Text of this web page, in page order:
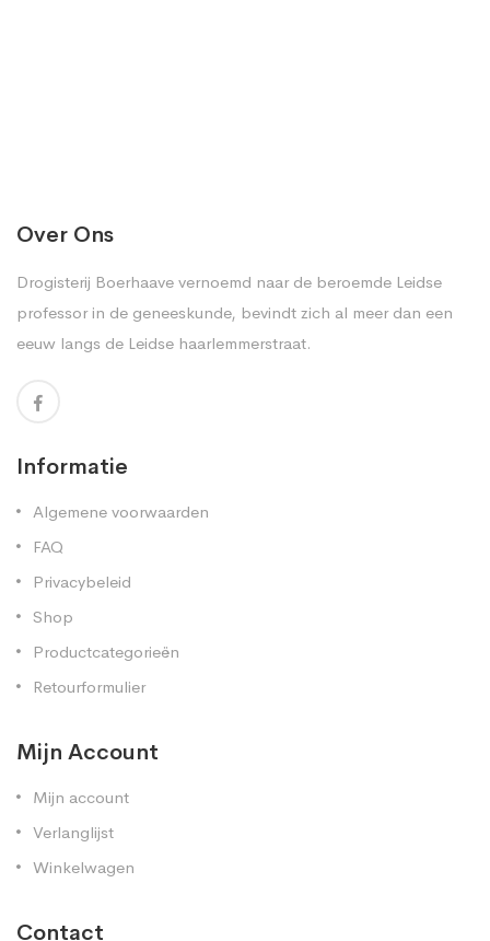
Over Ons
Drogisterij Boerhaave vernoemd naar de beroemde Leidse
professor in de geneeskunde, bevindt zich al meer dan een
eeuw langs de Leidse haarlemmerstraat.
Informatie
Algemene voorwaarden
FAQ
Privacybeleid
Shop
Productcategorieën
Retourformulier
Mijn Account
Mijn account
Verlanglijst
Winkelwagen
Contact